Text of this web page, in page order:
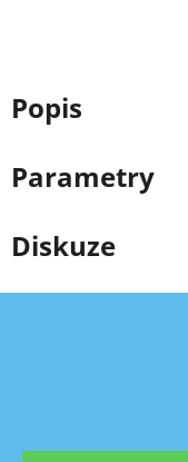
Popis
Parametry
Diskuze
Z